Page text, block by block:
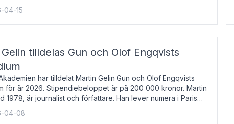
och samhällsliv. Ut
04-15
tilldelas Gun och Olof Engqvists
har tilldelat Martin Gelin Gun och Olof Engqvists
för år 2026. Stipendiebeloppet är på 200 000 kronor. Martin
1978, är journalist och författare. Han lever numera i Paris
många år bosat
04-08